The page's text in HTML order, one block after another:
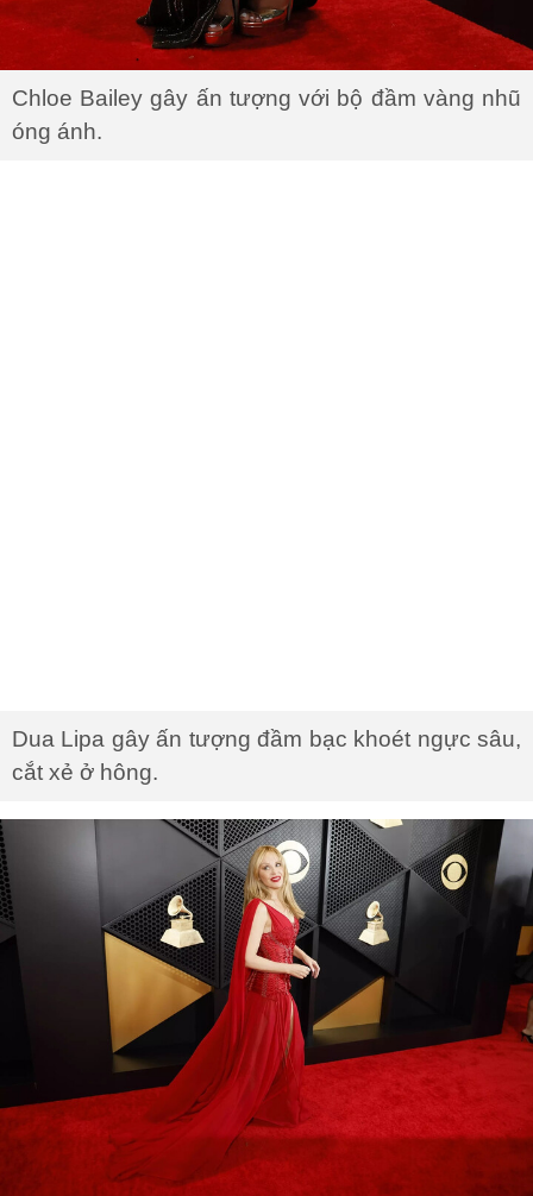
Chloe Bailey gây ấn tượng với bộ đầm vàng nhũ
óng ánh.
Dua Lipa gây ấn tượng đầm bạc khoét ngực sâu,
cắt xẻ ở hông.